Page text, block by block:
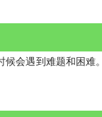
候会遇到难题和困